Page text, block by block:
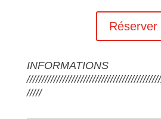
Réserver
INFORMATIONS
/////